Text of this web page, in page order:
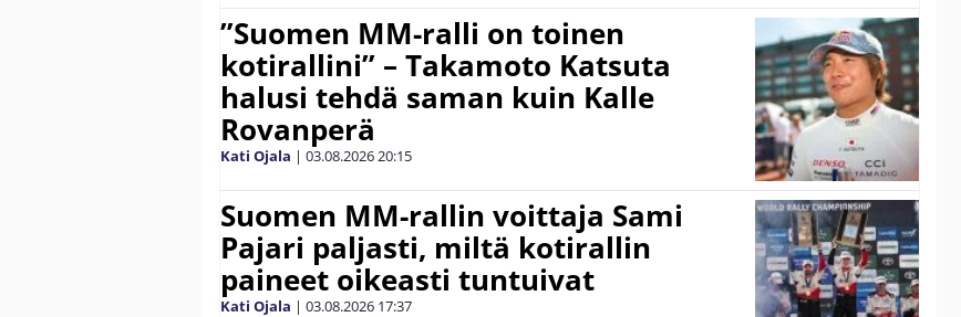
”Suomen MM-ralli on toinen
kotirallini” – Takamoto Katsuta
halusi tehdä saman kuin Kalle
Rovanperä
Kati Ojala | 03.08.202620:15
Suomen MM-rallin voittaja Sami
Pajari paljasti, miltä kotirallin
paineet oikeasti tuntuivat
Kati Ojala | 03.08.2026 17:37